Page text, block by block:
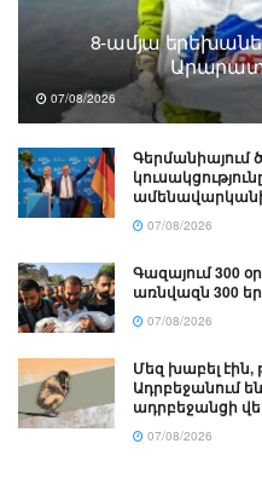
8-ամյա
07/08/2026
Գերմանիայում
07/08/2026
Գազայում 300
առնվազն 300
07/08/2026
Մեզ խաբել էին,
Ադրբեջանում
ադրբեջանցի
07/08/2026